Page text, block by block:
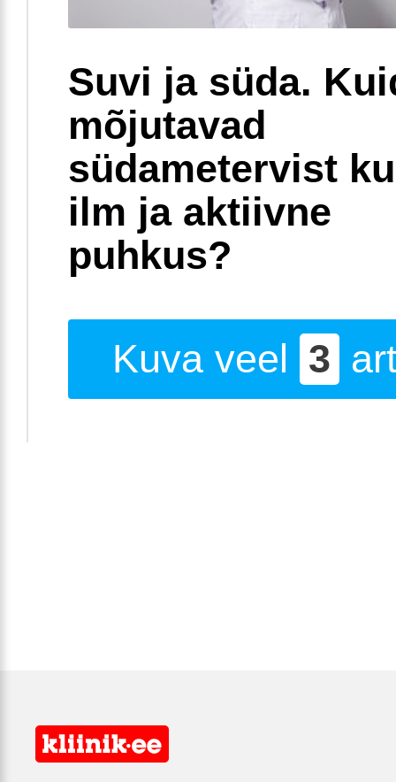
Suvi ja süda.
mõjutavad
südametervist
ilm ja aktiivne
puhkus?
Kuva veel 3